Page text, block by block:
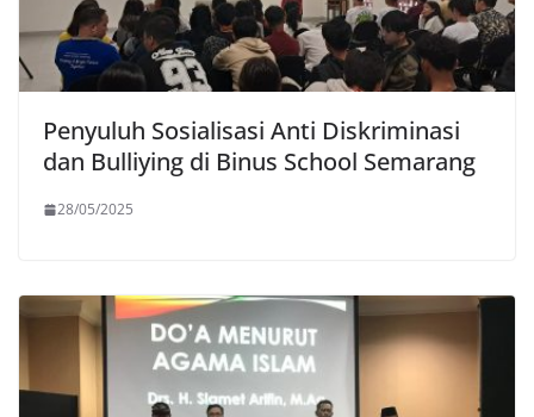
Penyuluh Sosialisasi Anti Diskriminasi
dan Bulliying di Binus School Semarang
28/05/2025